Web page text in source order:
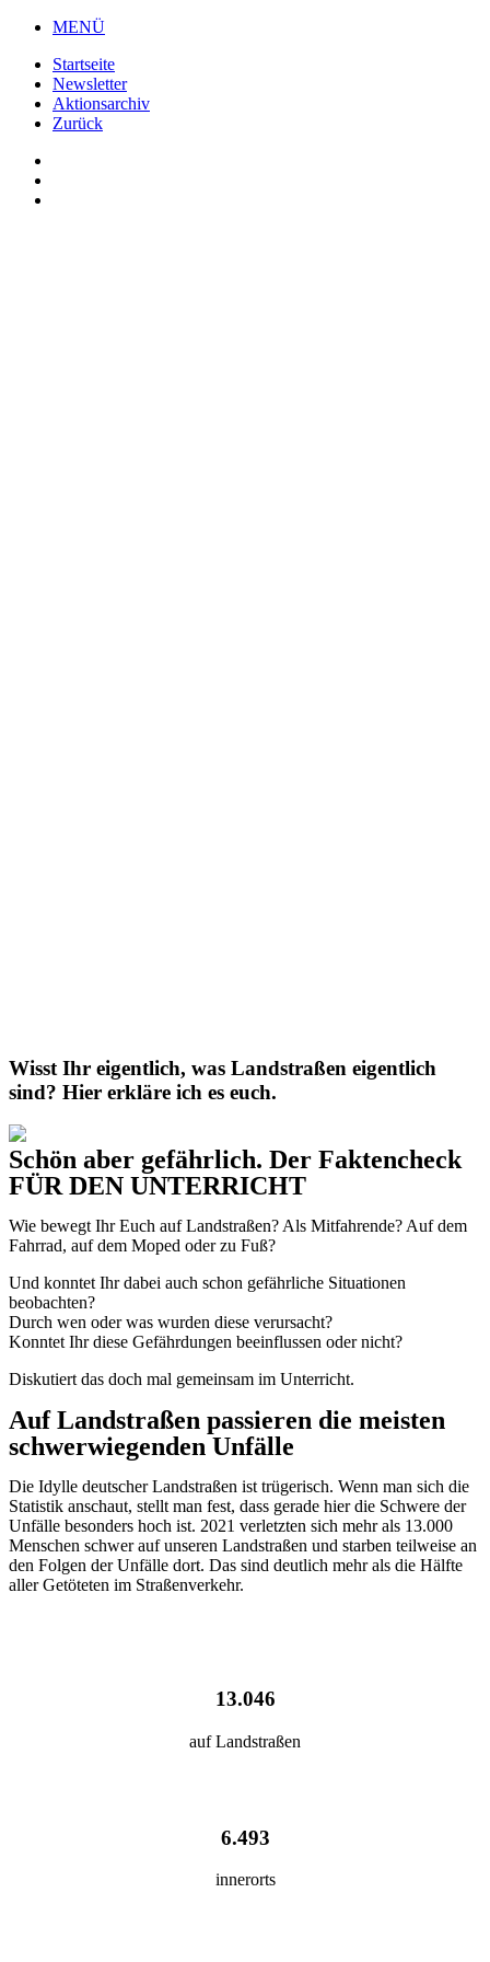
MENÜ
Startseite
Newsletter
Aktionsarchiv
Zurück
Wisst Ihr eigentlich, was Landstraßen eigentlich
sind? Hier erkläre ich es euch.
Schön aber gefährlich. Der Faktencheck
FÜR DEN UNTERRICHT
Wie bewegt Ihr Euch auf Landstraßen? Als Mitfahrende? Auf dem
Fahrrad, auf dem Moped oder zu Fuß?
Und konntet Ihr dabei auch schon gefährliche Situationen
beobachten?
Durch wen oder was wurden diese verursacht?
Konntet Ihr diese Gefährdungen beeinflussen oder nicht?
Diskutiert das doch mal gemeinsam im Unterricht.
Auf Landstraßen passieren die meisten
schwerwiegenden Unfälle
Die Idylle deutscher Landstraßen ist trügerisch. Wenn man sich die
Statistik anschaut, stellt man fest, dass gerade hier die Schwere der
Unfälle besonders hoch ist. 2021 verletzten sich mehr als 13.000
Menschen schwer auf unseren Landstraßen und starben teilweise an
den Folgen der Unfälle dort. Das sind deutlich mehr als die Hälfte
aller Getöteten im Straßenverkehr.
13.046
auf Landstraßen
6.493
innerorts